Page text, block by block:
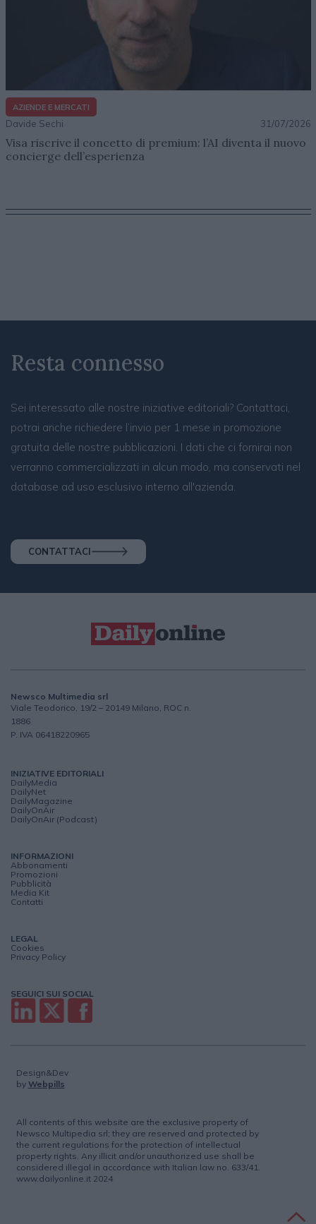
AZIENDE E MERCATI
Davide Sechi 31/07/2026
Visa riscrive il concetto di premium: l’AI diventa il nuovo
concierge dell’esperienza
Resta connesso
Sei interessato alle nostre iniziative editoriali? Contattaci,
potrai anche richiedere l’invio per 1 mese in promozione
gratuita delle nostre pubblicazioni. I dati che ci fornirai non
verranno commercializzati in alcun modo, ma conservati nel
database ad uso esclusivo interno all'azienda.
CONTATTACI
Newsco Multimedia srl
Viale Teodorico, 19/2 – 20149 Milano, ROC n.
1886
P. IVA 06418220965
INIZIATIVE EDITORIALI
DailyMedia
DailyNet
DailyMagazine
DailyOnAir
DailyOnAir (Podcast)
INFORMAZIONI
Abbonamenti
Promozioni
Pubblicità
Media Kit
Contatti
LEGAL
Cookies
Privacy Policy
SEGUICI SUI SOCIAL
Design&Dev
by Webpills
All contents of this website are the exclusive property of
Newsco Multipedia srl; they are reserved and protected by
the current regulations for the protection of intellectual
property rights. Any illicit and/or unauthorized use shall be
considered illegal in accordance with Italian law no. 633/41.
www.dailyonline.it 2024